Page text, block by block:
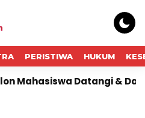
PERISTIWA HUKUM
Datangi & Daftar